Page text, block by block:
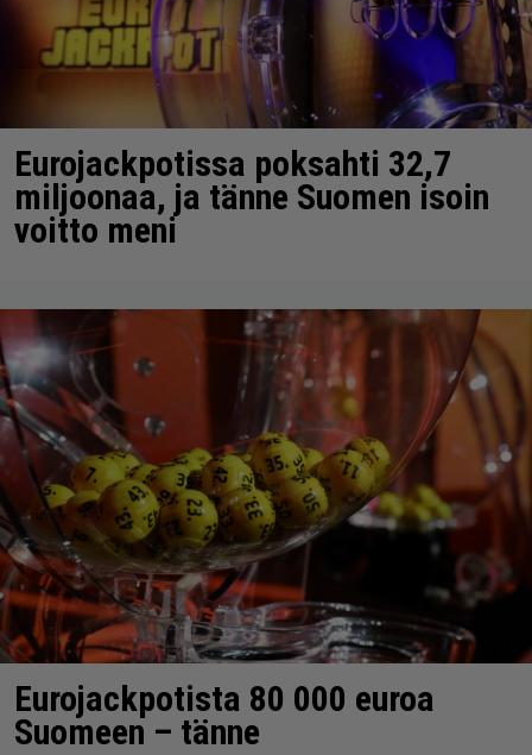
Eurojackpotissa poksahti 32,7
miljoonaa, ja tänne Suomen isoin
voitto meni
Eurojackpotista 80 000 euroa
Suomeen – tänne